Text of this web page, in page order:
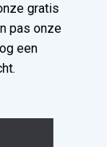
gratis
pas onze
een